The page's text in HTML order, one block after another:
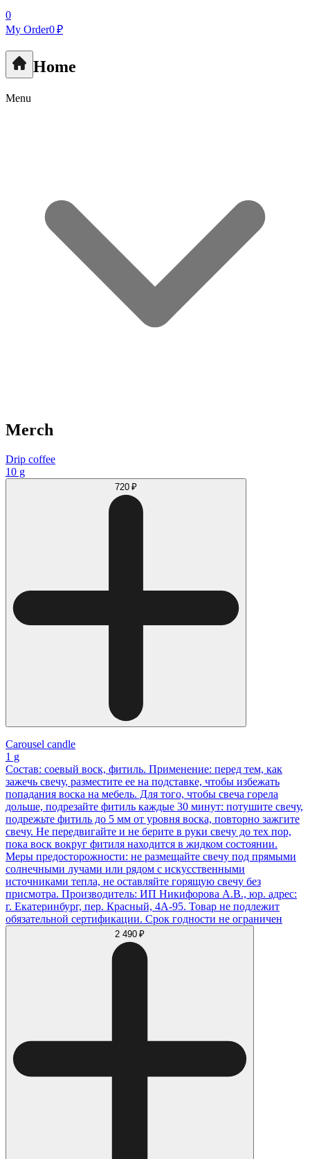
0
My Order0 ₽
Home
Menu
Merch
Drip coffee
10 g
720 ₽
Carousel candle
1 g
Состав: соевый воск, фитиль. Применение: перед тем, как
зажечь свечу, разместите ее на подставке, чтобы избежать
попадания воска на мебель. Для того, чтобы свеча горела
дольше, подрезайте фитиль каждые 30 минут: потушите свечу,
подрежьте фитиль до 5 мм от уровня воска, повторно зажгите
свечу. Не передвигайте и не берите в руки свечу до тех пор,
пока воск вокруг фитиля находится в жидком состоянии.
Меры предосторожности: не размещайте свечу под прямыми
солнечными лучами или рядом с искусственными
источниками тепла, не оставляйте горящую свечу без
присмотра. Производитель: ИП Никифорова А.В., юр. адрес:
г. Екатеринбург, пер. Красный, 4А-95. Товар не подлежит
обязательной сертификации. Срок годности не ограничен
2 490 ₽